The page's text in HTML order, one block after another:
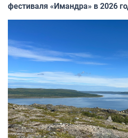
фестиваля «Имандра» в 2026